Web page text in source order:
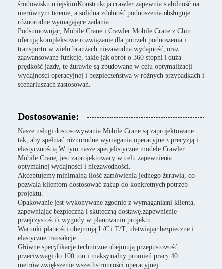
środowisku miejskimKonstrukcja crawler zapewnia stabilność na
nierównym terenie, a solidna zdolność podnoszenia obsługuje
różnorodne wymagające zadania.
Podsumowując, Mobile Crane i Crawler Mobile Crane z Chin
oferują kompleksowe rozwiązanie dla potrzeb podnoszenia i
transportu w wielu branżach.niezawodna wydajność, oraz
zaawansowane funkcje, takie jak obrót o 360 stopni i duża
prędkość jazdy, te żurawie są zbudowane w celu optymalizacji
wydajności operacyjnej i bezpieczeństwa w różnych przypadkach i
scenariuszach zastosowań.
Dostosowanie:
Nasze usługi dostosowywania Mobile Crane są zaprojektowane
tak, aby spełniać różnorodne wymagania operacyjne z precyzją i
elastycznością.W tym nasze specjalistyczne modele Crawler
Mobile Crane, jest zaprojektowany w celu zapewnienia
optymalnej wydajności i niezawodności.
Akceptujemy minimalną ilość zamówienia jednego żurawia, co
pozwala klientom dostosować zakup do konkretnych potrzeb
projektu.
Opakowanie jest wykonywane zgodnie z wymaganiami klienta,
zapewniając bezpieczną i skuteczną dostawę.zapewnienie
przejrzystości i wygody w planowaniu projektu.
Warunki płatności obejmują L/C i T/T, ułatwiając bezpieczne i
elastyczne transakcje.
Główne specyfikacje techniczne obejmują przepustowość
przeciwwagi do 100 ton i maksymalny promień pracy 40
metrów.zwiększenie wszechstronności operacyjnej.